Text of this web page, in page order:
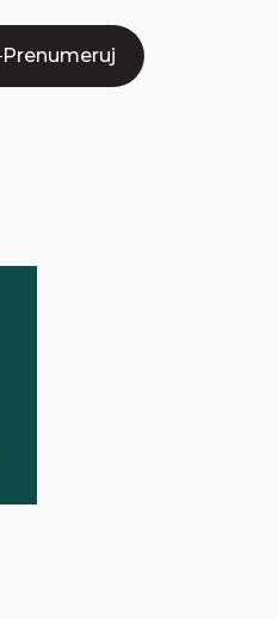
Prenumeruj